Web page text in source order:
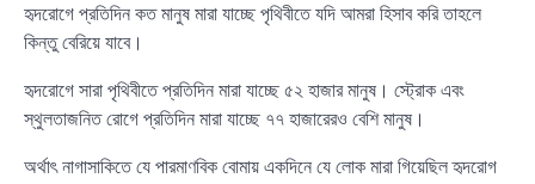
হৃদরোগে প্রতিদিন কত মানুষ মারা যাচ্ছে পৃথিবীতে যদি আমরা হিসাব করি তাহলে
কিন্তু বেরিয়ে যাবে।
হৃদরোগে সারা পৃথিবীতে প্রতিদিন মারা যাচ্ছে ৫২ হাজার মানুষ। স্ট্রোক এবং
স্থুলতাজনিত রোগে প্রতিদিন মারা যাচ্ছে ৭৭ হাজারেরও বেশি মানুষ।
অর্থাৎ নাগাসাকিতে যে পারমাণবিক বোমায় একদিনে যে লোক মারা গিয়েছিল হৃদরোগ